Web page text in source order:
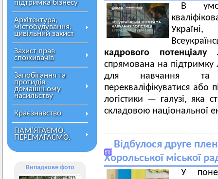
підтримка бізнесу
Архітектура,
містобудування,
цивільний захист
Захист прав
споживачів
Запобігання та
протидія
домашньому
насильству
Краєзнавство
ПАМ’ЯТАЄМО.
ПЕРЕМАГАЄМО.
Випадкове фото
В
кадрового потенціалу
спрямована на підтримку
для навчання та
перекваліфікуватися або
логістики — галузі, яка
складовою національної
Відбулося друге
Хорольської міської
У